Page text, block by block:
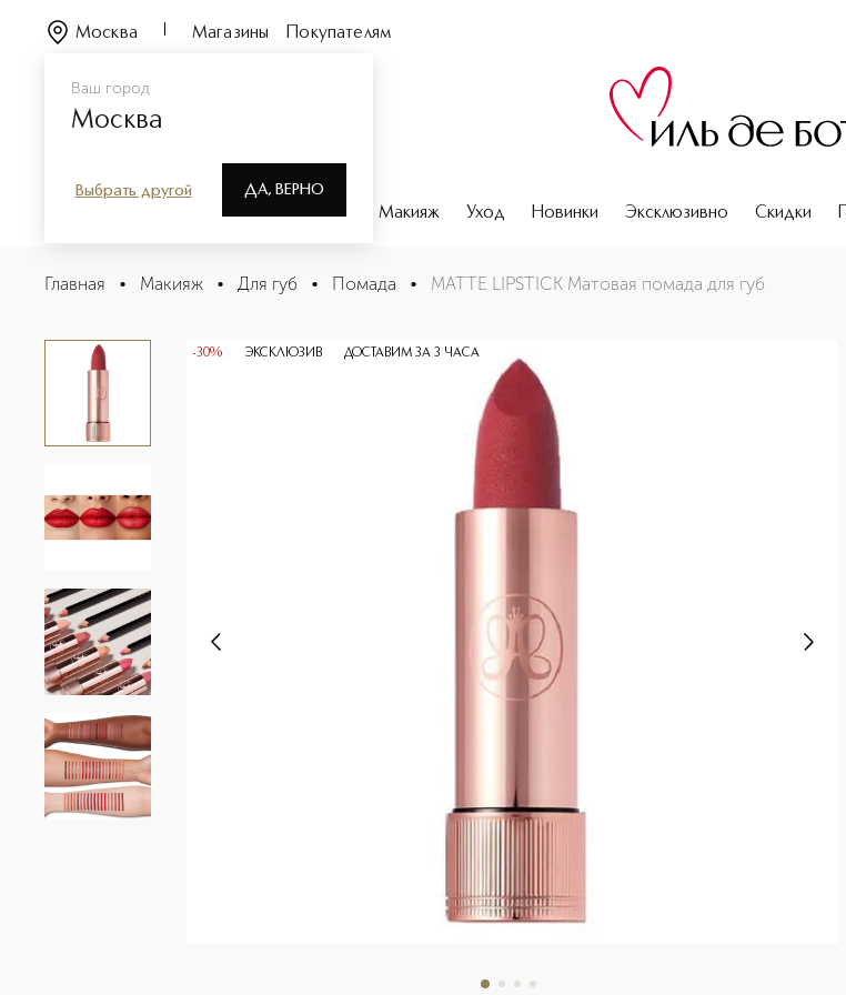
Ваш город
Москва
Выбрать другой ДА, ВЕРНО
Москва Магазины Покупателям
Парфюмерия Макияж Уход Новинки Эксклюзивно Скидки
MATTE LIPSTICK Матовая помада для губ
Описание
Главная • Макияж • Для губ • Помада • MATTE LIPSTICK Матовая помада для губ
-30% ЭКСКЛЮЗИВ ДОСТАВИМ ЗА 3 ЧАСА